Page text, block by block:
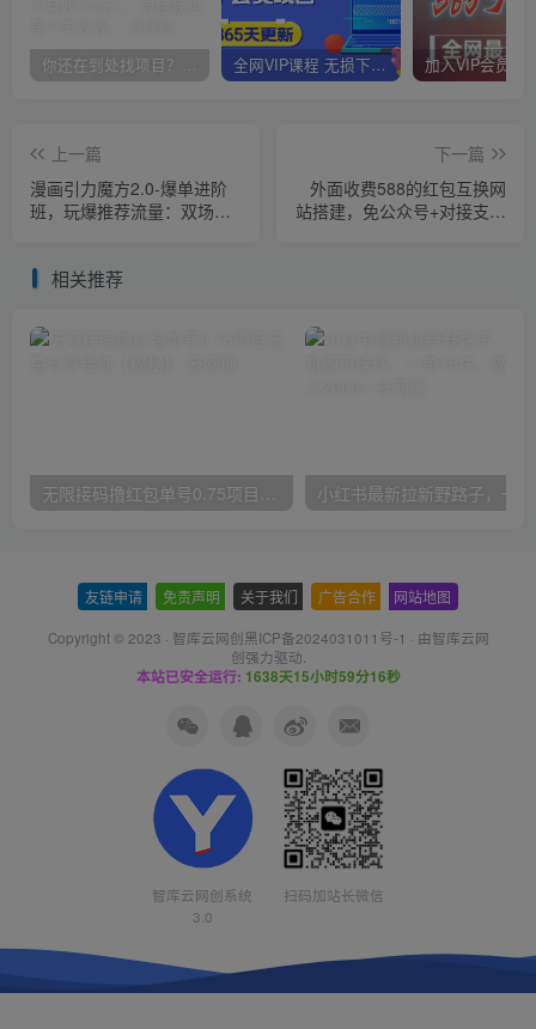
你还在到处找项目？还在当韭菜？我靠卖项目一个月收入5万+，曾经我也是个失败者。 全网VIP课程 无损下载~
上一篇
漫画引力魔方2.0-爆单进阶
班，玩爆推荐流量：双场景
下一篇
外面收费588的红包互换网
站搭建，免公众号+对接支付
相关推荐
无限接码撸红包单号0.75项目无偿分享给你【揭秘】
友链申请 免责声明 关于我们 广告合作 网站地图
Copyright © 2023 · 智库云网创黑ICP备2024031011号-1 · 由智库云网
创强力驱动.
本站已安全运行: 1638天15小时59分17秒
智库云网创系统
3.0
扫码加站长微信